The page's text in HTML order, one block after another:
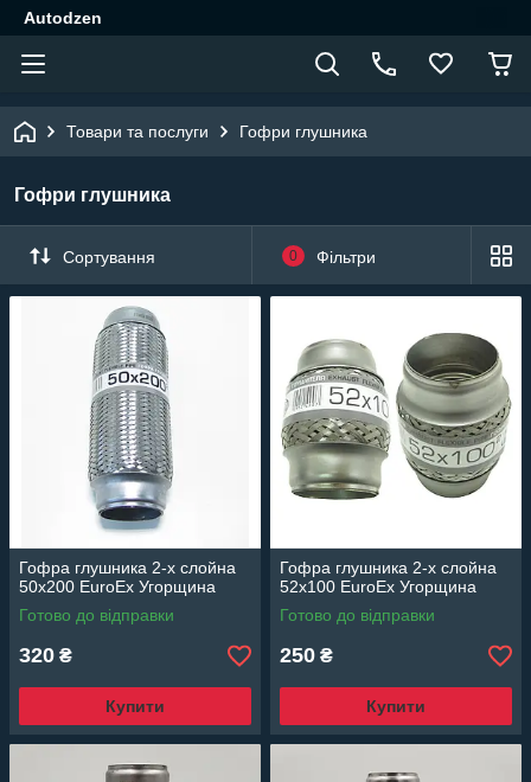
Autodzen
Товари та послуги Гофри глушника
Гофри глушника
Сортування 0 Фільтри
Гофра глушника 2-х слойна
50x200 EuroEx Угорщина
Готово до відправки
320 ₴
Купити
Гофра глушника 2-х слойна
52x100 EuroEx Угорщина
Готово до відправки
250 ₴
Купити